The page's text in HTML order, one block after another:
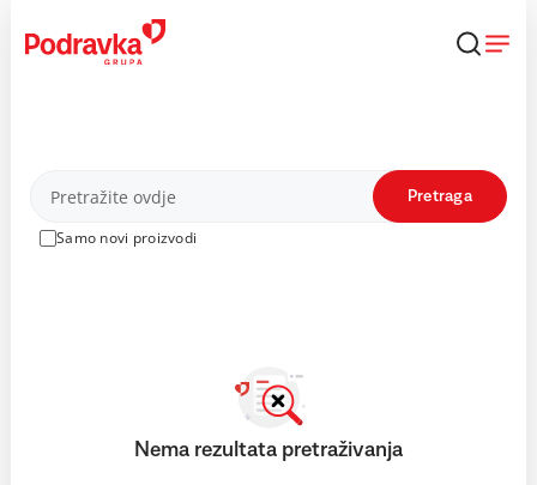
content
Proizvodi
Samo novi proizvodi
Pretraga
Nema rezultata pretraživanja